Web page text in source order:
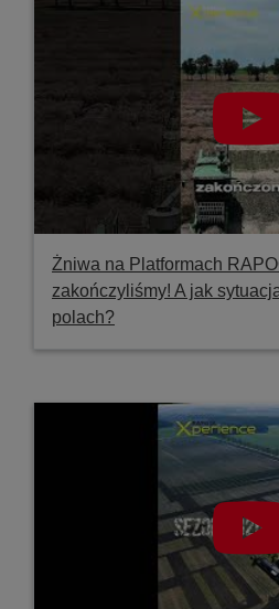
Żniwa na Platformach
zakończyliśmy! A jak
polach?